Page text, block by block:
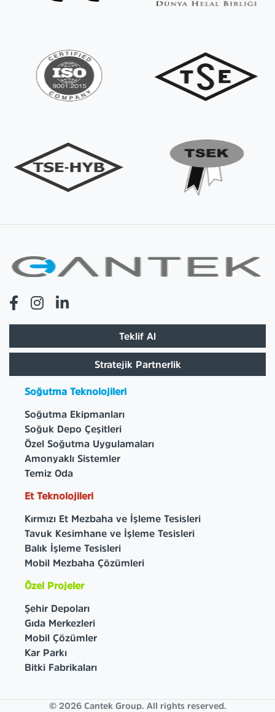
Teklif Al
Stratejik Partnerlik
Soğutma Teknolojileri
Soğutma Ekipmanları
Soğuk Depo Çeşitleri
Özel Soğutma Uygulamaları
Amonyaklı Sistemler
Temiz Oda
Et Teknolojileri
Kırmızı Et Mezbaha ve İşleme Tesisleri
Tavuk Kesimhane ve İşleme Tesisleri
Balık İşleme Tesisleri
Mobil Mezbaha Çözümleri
Özel Projeler
Şehir Depoları
Gıda Merkezleri
Mobil Çözümler
Kar Parkı
Bitki Fabrikaları
© 2026 Cantek Group. All rights reserved.